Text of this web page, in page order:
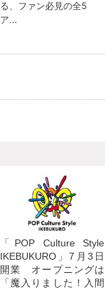
「POP Culture Style
IKEBUKURO」7月3日
開業 オープニングは
「魔入りました！入間